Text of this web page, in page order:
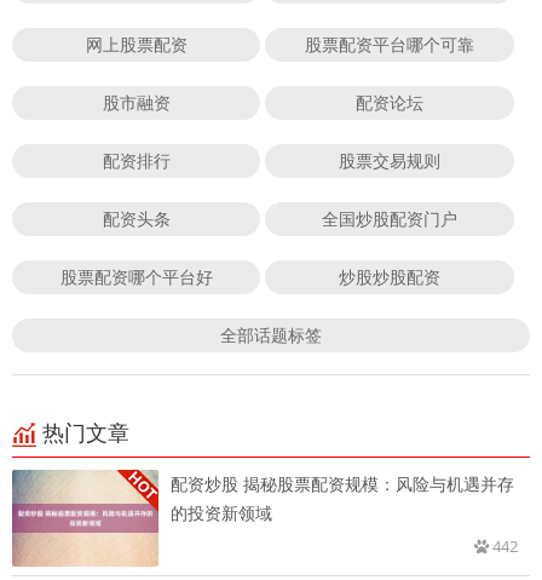
网上股票配资 股票配资平台哪个可靠
股市融资 配资论坛
配资排行 股票交易规则
配资头条 全国炒股配资门户
股票配资哪个平台好 炒股炒股配资
全部话题标签
热门文章
配资炒股 揭秘股票配资规模：风险与机遇并存
的投资新领域
442